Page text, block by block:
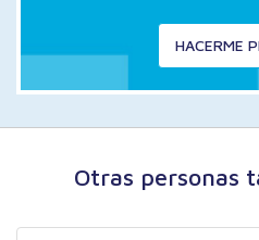
HACERME
Otras personas